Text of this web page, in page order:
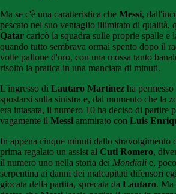
Ma se c'è una caratteristica che Messi,
pescato nel suo ventaglio illimitato di qualità,
Qatar caricò la squadra sulle proprie spalle e
quando tutto sembrava ormai spento dopo il
volte pallone d'oro, con una mossa tanto
risolto la pratica in una manciata di minuti.
L'ingresso di Lautaro Martinez ha permesso
spostarsi sulla sinistra e, dal momento che la
era intasata, il numero 10 ha deciso di partire
vagamente il Messi ammirato con Luis
In appena cinque minuti dallo stravolgimento
prima regalato un assist al Cuti Romero,
il numero uno nella storia dei Mondiali e,
serpentina ai danni dei malcapitati difensori
giocata della partita, sprecata da Lautaro. Ma